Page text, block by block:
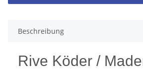
Beschreibung
Rive Köder /